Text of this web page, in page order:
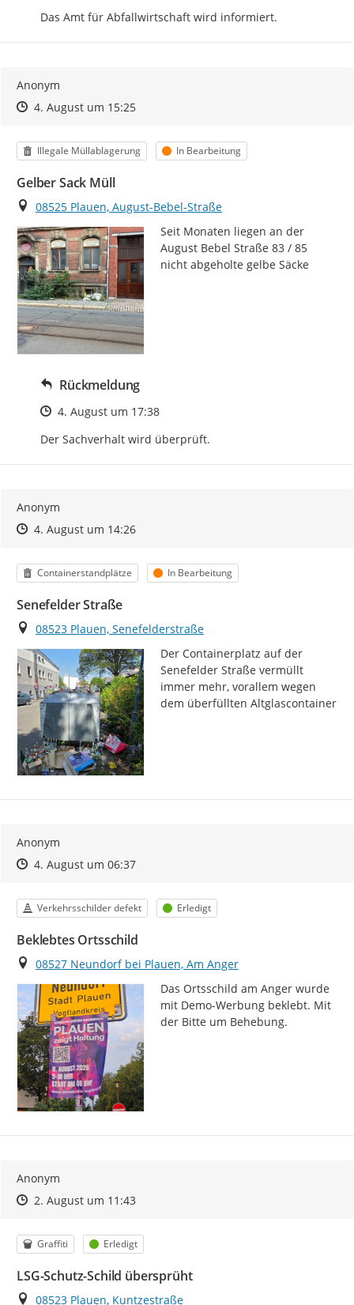
Das Amt für Abfallwirtschaft wird informiert.
Anonym
Zeitpunkt des Erstellens
Zeitpunkt des Erstellens
4. August um 15:25Zur Äußerung
Kategorie
Illegale Müllablagerung Status
In Bearbeitung
Gelber Sack Müll
Ort
08525 Plauen, August-Bebel-Straße
Seit Monaten liegen an der
August Bebel Straße 83 / 85
nicht abgeholte gelbe Säcke
Rückmeldung
Zeitpunkt des Erstellens
4. August um 17:38
Der Sachverhalt wird überprüft.
Anonym
Zeitpunkt des Erstellens
Zeitpunkt des Erstellens
4. August um 14:26Zur Äußerung
Kategorie
Containerstandplätze Status
In Bearbeitung
Senefelder Straße
Ort
08523 Plauen, Senefelderstraße
Der Containerplatz auf der
Senefelder Straße vermüllt
immer mehr, vorallem wegen
dem überfüllten Altglascontainer
Anonym
Zeitpunkt des Erstellens
Zeitpunkt des Erstellens
4. August um 06:37Zur Äußerung
Kategorie
Verkehrsschilder defekt Status
Erledigt
Beklebtes Ortsschild
Ort
08527 Neundorf bei Plauen, Am Anger
Das Ortsschild am Anger wurde
mit Demo-Werbung beklebt. Mit
der Bitte um Behebung.
Anonym
Zeitpunkt des Erstellens
Zeitpunkt des Erstellens
2. August um 11:43Zur Äußerung
Kategorie
Graffiti Status
Erledigt
LSG-Schutz-Schild übersprüht
Ort
08523 Plauen, Kuntzestraße